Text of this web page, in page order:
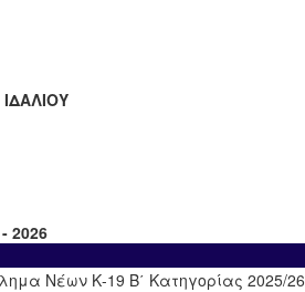
2026
Νέων Κ-19 Β΄ Κατηγορίας 2025/26